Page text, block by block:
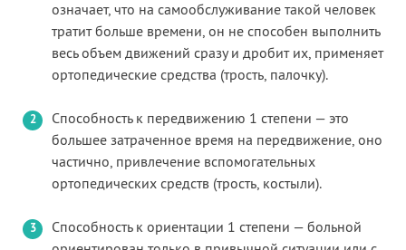
означает, что на самообслуживание такой человек
тратит больше времени, он не способен выполнить
весь объем движений сразу и дробит их, применяет
ортопедические средства (трость, палочку).
Способность к передвижению 1 степени — это
большее затраченное время на передвижение, оно
частично, привлечение вспомогательных
ортопедических средств (трость, костыли).
Способность к ориентации 1 степени — больной